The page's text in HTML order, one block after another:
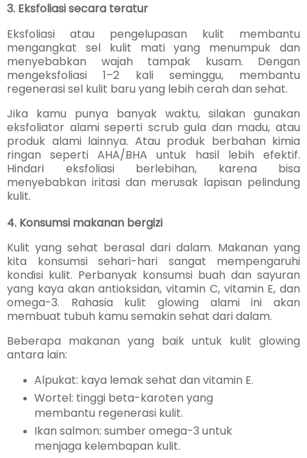
3. Eksfoliasi secara teratur
Eksfoliasi atau pengelupasan kulit membantu
mengangkat sel kulit mati yang menumpuk dan
menyebabkan wajah tampak kusam. Dengan
mengeksfoliasi 1–2 kali seminggu, membantu
regenerasi sel kulit baru yang lebih cerah dan sehat.
Jika kamu punya banyak waktu, silakan gunakan
eksfoliator alami seperti scrub gula dan madu, atau
produk alami lainnya. Atau produk berbahan kimia
ringan seperti AHA/BHA untuk hasil lebih efektif.
Hindari eksfoliasi berlebihan, karena bisa
menyebabkan iritasi dan merusak lapisan pelindung
kulit.
4. Konsumsi makanan bergizi
Kulit yang sehat berasal dari dalam. Makanan yang
kita konsumsi sehari-hari sangat mempengaruhi
kondisi kulit. Perbanyak konsumsi buah dan sayuran
yang kaya akan antioksidan, vitamin C, vitamin E, dan
omega-3. Rahasia kulit glowing alami ini akan
membuat tubuh kamu semakin sehat dari dalam.
Beberapa makanan yang baik untuk kulit glowing
antara lain:
Alpukat: kaya lemak sehat dan vitamin E.
Wortel: tinggi beta-karoten yang
membantu regenerasi kulit.
Ikan salmon: sumber omega-3 untuk
menjaga kelembapan kulit.